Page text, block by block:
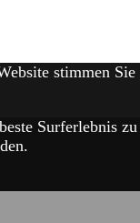
stimmen
Surferlebnis